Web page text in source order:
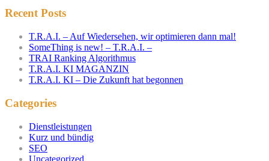
Recent Posts
T.R.A.I. – Auf Wiedersehen, wir optimieren dann mal!
SomeThing is new! – T.R.A.I. –
TRAI Ranking Algorithmus
T.R.A.I. KI MAGANZIN
T.R.A.I. KI – Die Zukunft hat begonnen
Categories
Dienstleistungen
Kurz und bündig
SEO
Uncategorized